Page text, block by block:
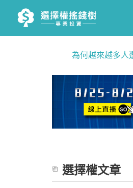
為何越來越多人
選擇權文章